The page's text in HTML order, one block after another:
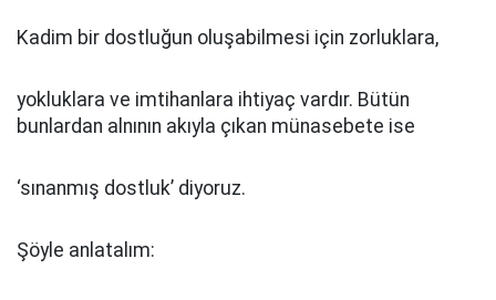
Kadim bir dostluğun oluşabilmesi için zorluklara,
yokluklara ve imtihanlara ihtiyaç vardır. Bütün
bunlardan alnının akıyla çıkan münasebete ise
‘sınanmış dostluk’ diyoruz.
Şöyle anlatalım: